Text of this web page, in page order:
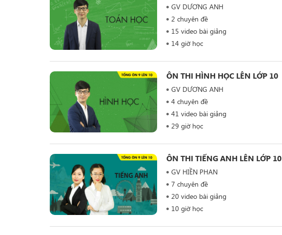
GV DƯƠNG ANH
2 chuyên đề
15 video bài giảng
14 giờ học
ÔN THI HÌNH HỌC LÊN LỚP 10
GV DƯƠNG ANH
4 chuyên đề
41 video bài giảng
29 giờ học
ÔN THI TIẾNG ANH LÊN LỚP 10
GV HIỀN PHAN
7 chuyên đề
20 video bài giảng
10 giờ học